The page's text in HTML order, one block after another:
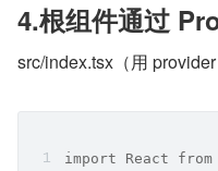
4.根组件通过
src/index.tsx（用 provider
import React